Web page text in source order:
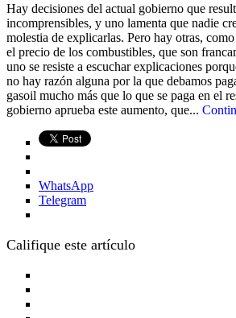
Hay decisiones del actual gobierno que
incomprensibles, y uno lamenta que nadie
molestia de explicarlas. Pero hay otras,
el precio de los combustibles, que son
uno se resiste a escuchar explicaciones
no hay razón alguna por la que debamos
gasoil mucho más que lo que se paga en el
gobierno aprueba este aumento, que...
WhatsApp
Telegram
Califique este artículo